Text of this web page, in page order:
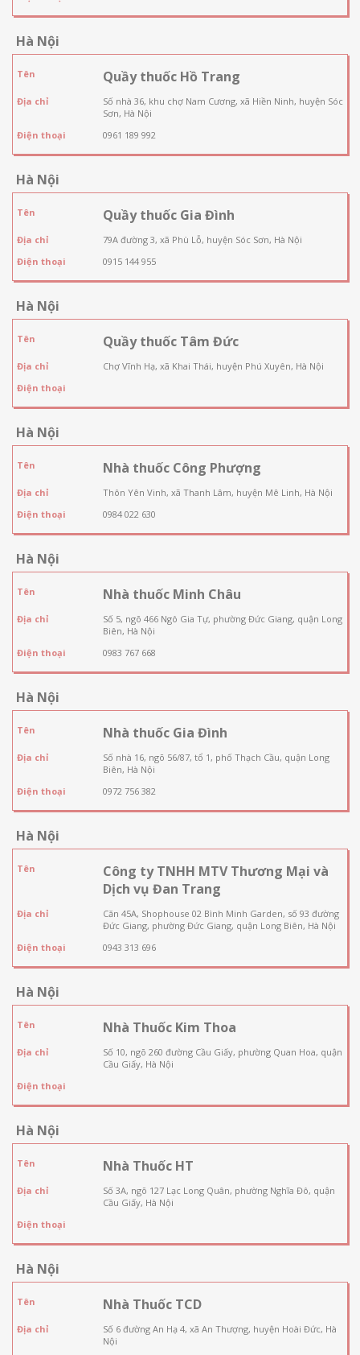
Hà Nội
Tên Quầy thuốc Hồ Trang
Địa chỉ
Số nhà 36, khu chợ Nam Cương, xã Hiền Ninh, huyện Sóc
Sơn, Hà Nội
Điện thoại
0961 189 992
Hà Nội
Tên Quầy thuốc Gia Đình
Địa chỉ
79A đường 3, xã Phù Lỗ, huyện Sóc Sơn, Hà Nội
Điện thoại
0915 144 955
Hà Nội
Tên Quầy thuốc Tâm Đức
Địa chỉ
Chợ Vĩnh Hạ, xã Khai Thái, huyện Phú Xuyên, Hà Nội
Điện thoại
Hà Nội
Tên Nhà thuốc Công Phượng
Địa chỉ
Thôn Yên Vinh, xã Thanh Lâm, huyện Mê Linh, Hà Nội
Điện thoại
0984 022 630
Hà Nội
Tên Nhà thuốc Minh Châu
Địa chỉ
Số 5, ngõ 466 Ngô Gia Tự, phường Đức Giang, quận Long
Biên, Hà Nội
Điện thoại
0983 767 668
Hà Nội
Tên Nhà thuốc Gia Đình
Địa chỉ
Số nhà 16, ngõ 56/87, tổ 1, phố Thạch Cầu, quận Long
Biên, Hà Nội
Điện thoại
0972 756 382
Hà Nội
Tên
Công ty TNHH MTV Thương Mại và
Dịch vụ Đan Trang
Địa chỉ
Căn 45A, Shophouse 02 Bình Minh Garden, số 93 đường
Đức Giang, phường Đức Giang, quận Long Biên, Hà Nội
Điện thoại
0943 313 696
Hà Nội
Tên Nhà Thuốc Kim Thoa
Địa chỉ
Số 10, ngõ 260 đường Cầu Giấy, phường Quan Hoa, quận
Cầu Giấy, Hà Nội
Điện thoại
Hà Nội
Tên Nhà Thuốc HT
Địa chỉ
Số 3A, ngõ 127 Lạc Long Quân, phường Nghĩa Đô, quận
Cầu Giấy, Hà Nội
Điện thoại
Hà Nội
Tên Nhà Thuốc TCD
Địa chỉ
Số 6 đường An Hạ 4, xã An Thượng, huyện Hoài Đức, Hà
Nội